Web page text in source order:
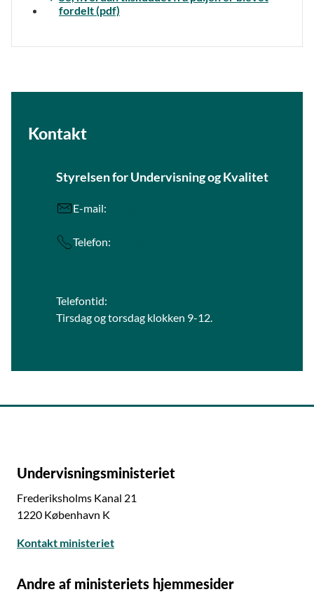
fordelt (pdf)
Kontakt
Styrelsen for Undervisning og Kvalitet
E-mail:
Telefon:
Telefontid:
Tirsdag og torsdag klokken 9-12.
Undervisningsministeriet
Frederiksholms Kanal 21
1220 København K
Kontakt ministeriet
Andre af ministeriets hjemmesider